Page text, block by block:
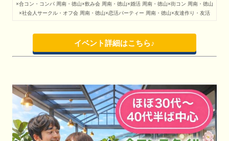
×合コン・コンパ 周南・徳山×飲み会 周南・徳山×婚活 周南・徳山×街コン 周南・徳山
×社会人サークル・オフ会 周南・徳山×恋活パーティー 周南・徳山×友達作り・友活
イベント詳細はこちら♪